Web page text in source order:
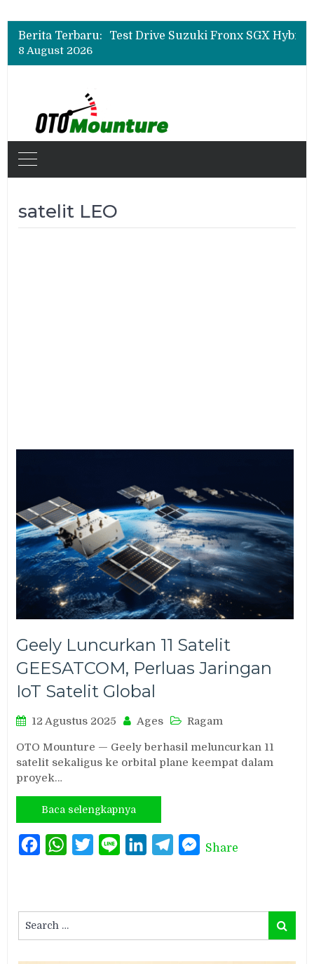
Berita Terbaru:
Beli Mobil Jangan Cuma Lihat Cicilan, TAF dan OJK Tekankan Pentingnya Literasi Keuangan
Beli Mobil Jangan Cuma Lihat Cicilan, TAF dan OJK Tekankan Pentingnya Literasi Keuangan
8 August 2026
satelit LEO
Geely Luncurkan 11 Satelit
GEESATCOM, Perluas Jaringan
IoT Satelit Global
12 Agustus 2025 Ages Ragam
OTO Mounture — Geely berhasil meluncurkan 11
satelit sekaligus ke orbital plane keempat dalam
proyek…
Baca selengkapnya
FacebookWhatsAppTwitterLine LinkedInTelegramMessenger
Share
for:
Search